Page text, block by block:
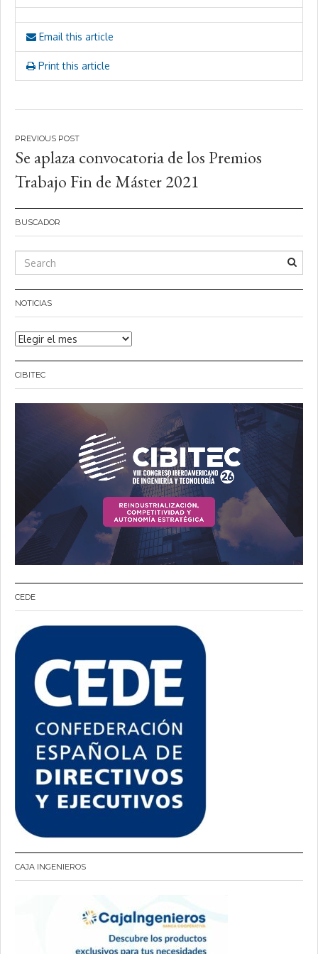
Email this article
Print this article
Navegación
de
entradas
Se aplaza convocatoria de los Premios
Trabajo Fin de Máster 2021
BUSCADOR
NOTICIAS
Noticias
CIBITEC
CEDE
CAJA INGENIEROS